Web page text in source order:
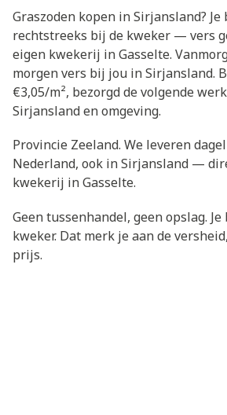
Graszoden kopen in Sirjansland? Je
rechtstreeks bij de kweker — vers
eigen kwekerij in Gasselte.
morgen vers bij jou in Sirjansland.
€3,05/m², bezorgd de volgende
Sirjansland en omgeving.
Provincie Zeeland. We leveren
Nederland, ook in Sirjansland —
kwekerij in Gasselte.
Geen tussenhandel, geen opslag.
kweker. Dat merk je aan de
prijs.